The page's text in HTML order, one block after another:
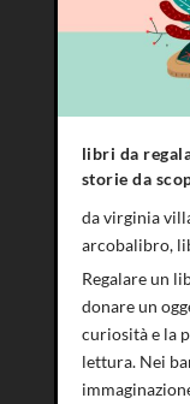
libri da
storie da
davirginia
arcobalibro,
Regalare un
donare un
curiosità e la
lettura. Nei